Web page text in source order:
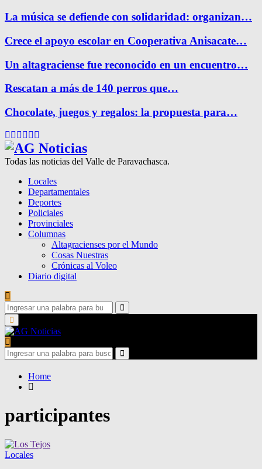
La música se defiende con solidaridad: organizan…
Crece el apoyo escolar en Cooperativa Anisacate…
Un altagraciense fue reconocido en un encuentro…
Rescatan a más de 140 perros que…
Chocolate, juegos y regalos: la propuesta para…
Facebook
Twitter
Instagram
Pinterest
Google
Todas las noticias del Valle de Paravachasca.
Locales
Departamentales
Deportes
Policiales
Provinciales
Columnas
Altagracienses por el Mundo
Cosas Nuestras
Crónicas al Voleo
Diario digital
Search
for:
Search
Primary
Menu
Search
for:
Search
Home
participantes
Locales